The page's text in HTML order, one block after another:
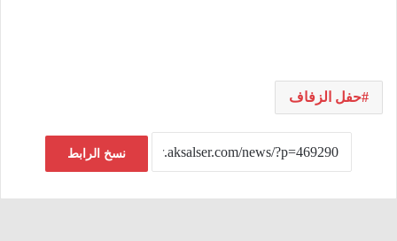
حفل الزفاف
نسخ الرابط